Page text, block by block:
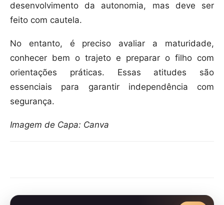
desenvolvimento da autonomia, mas deve ser
feito com cautela.
No entanto, é preciso avaliar a maturidade,
conhecer bem o trajeto e preparar o filho com
orientações práticas. Essas atitudes são
essenciais para garantir independência com
segurança.
Imagem de Capa: Canva